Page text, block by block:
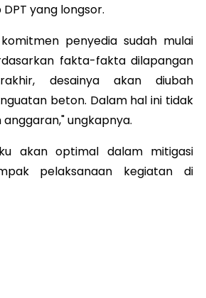
yang longsor.
penyedia sudah mulai
fakta-fakta dilapangan
desainya akan diubah
beton. Dalam hal ini tidak
ungkapnya.
akan optimal dalam mitigasi
pelaksanaan kegiatan di